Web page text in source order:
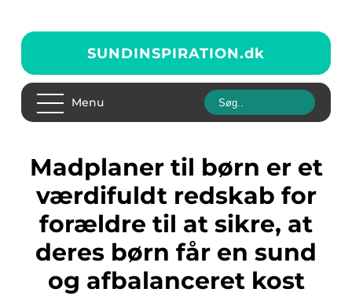
SUNDINSPIRATION.dk
Menu
Madplaner til børn er et
værdifuldt redskab for
forældre til at sikre, at
deres børn får en sund
og afbalanceret kost